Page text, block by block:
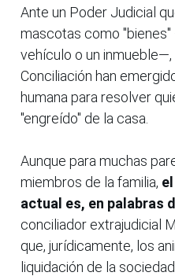
Ante un Poder Judicial
mascotas como
vehículo o un
Conciliación han
humana para resolver
"engreído" de la casa.
Aunque para muchas
miembros de la familia,
actual es, en palabras
conciliador extrajudicial
que, jurídicamente, los
liquidación de la